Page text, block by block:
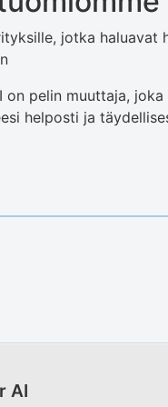
jotka haluavat
on pelin muuttaja,
helposti ja
AI